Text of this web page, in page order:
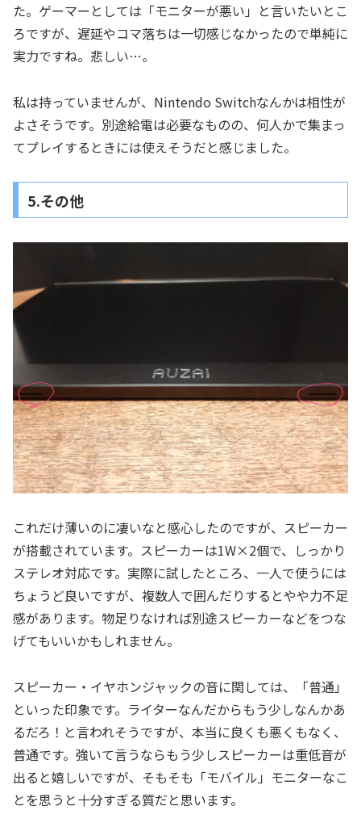
た。ゲーマーとしては「モニターが悪い」と言いたいとこ
ろですが、遅延やコマ落ちは一切感じなかったので単純に
実力ですね。悲しい…。
私は持っていませんが、Nintendo Switchなんかは相性が
よさそうです。別途給電は必要なものの、何人かで集まっ
てプレイするときには使えそうだと感じました。
5.その他
これだけ薄いのに凄いなと感心したのですが、スピーカー
が搭載されています。スピーカーは1W×2個で、しっかり
ステレオ対応です。実際に試したところ、一人で使うには
ちょうど良いですが、複数人で囲んだりするとやや力不足
感があります。物足りなければ別途スピーカーなどをつな
げてもいいかもしれません。
スピーカー・イヤホンジャックの音に関しては、「普通」
といった印象です。ライターなんだからもう少しなんかあ
るだろ！と言われそうですが、本当に良くも悪くもなく、
普通です。強いて言うならもう少しスピーカーは重低音が
出ると嬉しいですが、そもそも「モバイル」モニターなこ
とを思うと十分すぎる質だと思います。